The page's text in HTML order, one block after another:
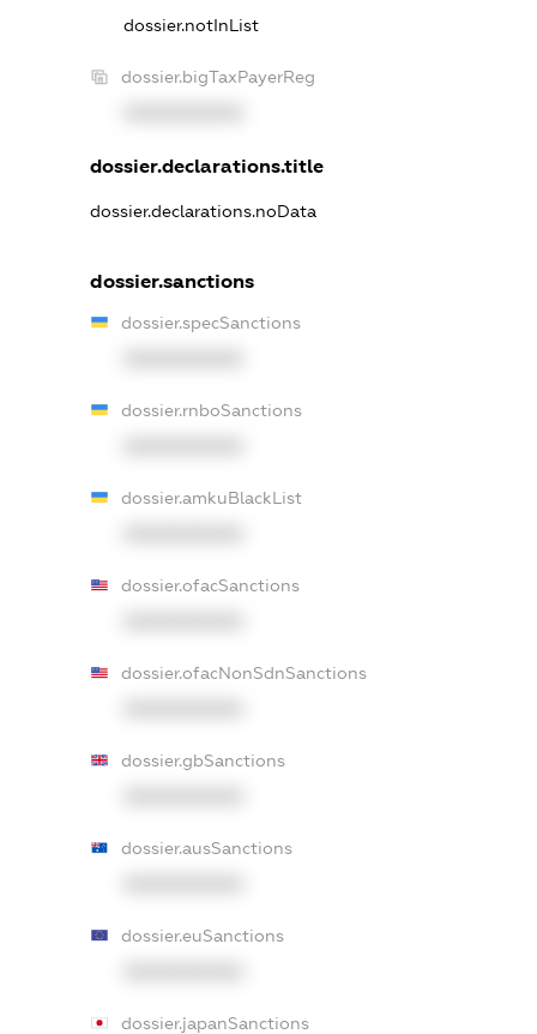
dossier.notInList
dossier.bigTaxPayerReg
dossier.declarations.title
dossier.declarations.noData
dossier.sanctions
dossier.specSanctions
dossier.rnboSanctions
dossier.amkuBlackList
dossier.ofacSanctions
dossier.ofacNonSdnSanctions
dossier.gbSanctions
dossier.ausSanctions
dossier.euSanctions
dossier.japanSanctions